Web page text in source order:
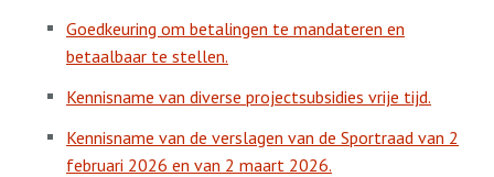
Goedkeuring om betalingen te mandateren en
betaalbaar te stellen.
Kennisname van diverse projectsubsidies vrije tijd.
Kennisname van de verslagen van de Sportraad van 2
februari 2026 en van 2 maart 2026.